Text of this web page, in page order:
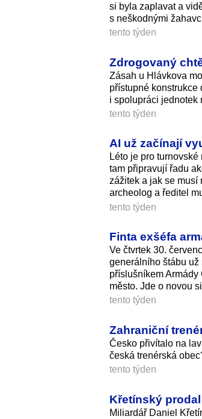
si byla zaplavat a
s neškodnými
tento týden
Zdrogovaný
Zásah u Hlávkova
přístupné
i spolupráci jednotek
tento týden
AI už začínají
Léto je pro
tam připravují řadu
zážitek a jak se musí
archeolog a ředitel
tento týden
Finta exšéfa
Ve čtvrtek 30.
generálního štábu
příslušníkem
město. Jde o novou
tento týden
Zahraniční
Česko přivítalo na
česká trenérská
tento týden
Křetínský
Miliardář Daniel